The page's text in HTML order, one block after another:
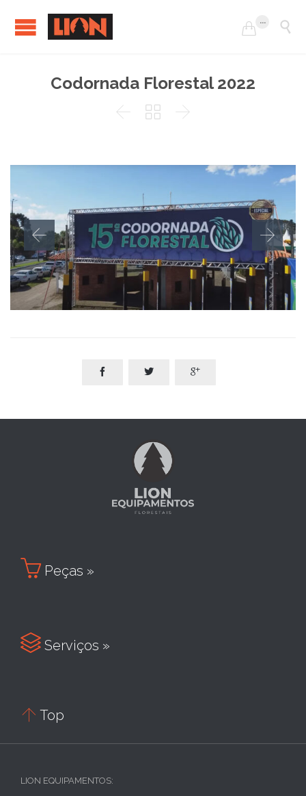

... 
Codornada Florestal 2022
  
  
 Peças »
 Serviços »
 Top
LION EQUIPAMENTOS: